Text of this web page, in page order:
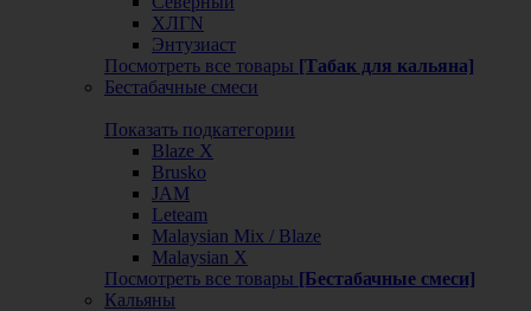
ХЛГN
Энтузиаст
Посмотреть все товары [Табак для кальяна]
Бестабачные смеси
Показать подкатегории
Blaze X
Brusko
JAM
Leteam
Malaysian Mix / Blaze
Malaysian X
Посмотреть все товары [Бестабачные смеси]
Кальяны